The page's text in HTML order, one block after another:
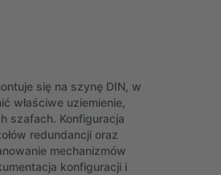
się na szynę DIN, w
właściwe uziemienie,
szafach. Konfiguracja
redundancji oraz
mechanizmów
konfiguracji i